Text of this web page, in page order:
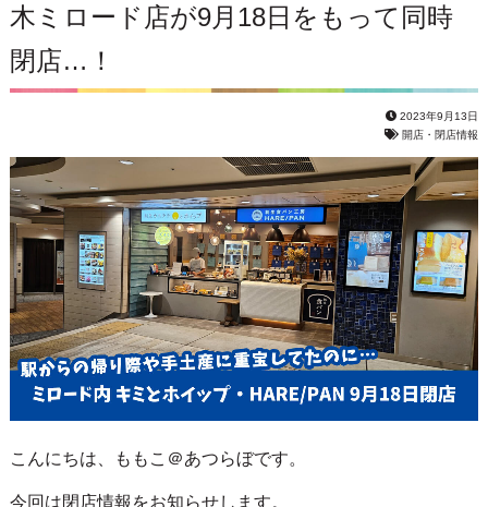
木ミロード店が9月18日をもって同時
閉店…！
2023年9月13日
開店・閉店情報
こんにちは、ももこ＠あつらぼです。
今回は閉店情報をお知らせします。